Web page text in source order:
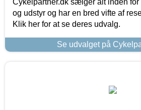
og udstyr og har en bred vifte af
Klik her for at se deres udvalg.
Se udvalget på